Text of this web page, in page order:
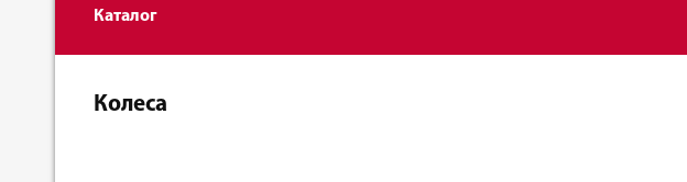
Каталог
Колеса